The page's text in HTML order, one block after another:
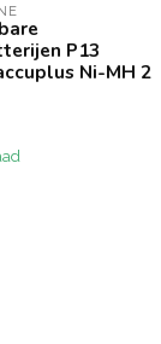
P13
Ni-MH 2